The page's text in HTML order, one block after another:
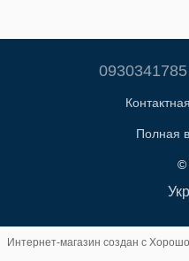
0930341785
Полная
©
Укр
Интернет-магазин создан с